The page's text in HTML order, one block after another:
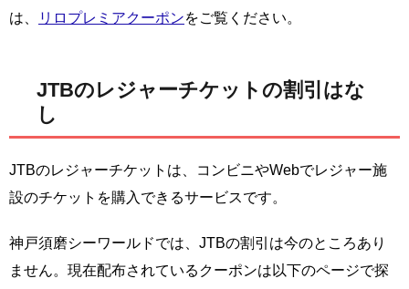
は、
リロプレミアクーポンをご覧ください。
JTBのレジャーチケットの割引はな
し
JTBのレジャーチケットは、コンビニやWebでレジャー施
設のチケットを購入できるサービスです。
神戸須磨シーワールドでは、JTBの割引は今のところあり
ません。現在配布されているクーポンは以下のページで探